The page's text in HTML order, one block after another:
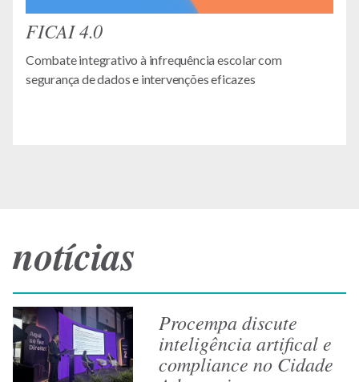
FICAI 4.0
Combate integrativo à infrequência escolar com
segurança de dados e intervenções eficazes
notícias
Procempa discute
inteligência artifical e
compliance no Cidade